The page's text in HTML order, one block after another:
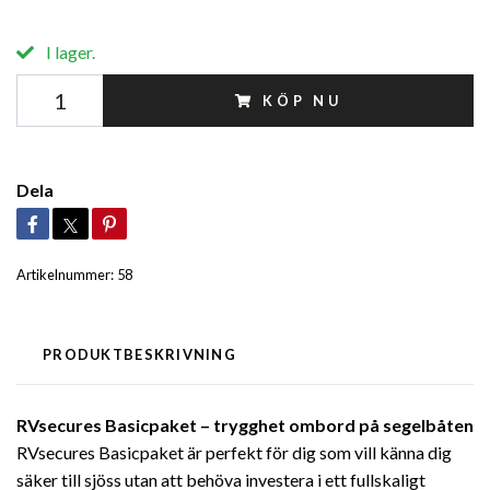
I lager.
KÖP NU
Dela
Artikelnummer: 58
PRODUKTBESKRIVNING
RVsecures Basicpaket – trygghet ombord på segelbåten
RVsecures Basicpaket är perfekt för dig som vill känna dig
säker till sjöss utan att behöva investera i ett fullskaligt